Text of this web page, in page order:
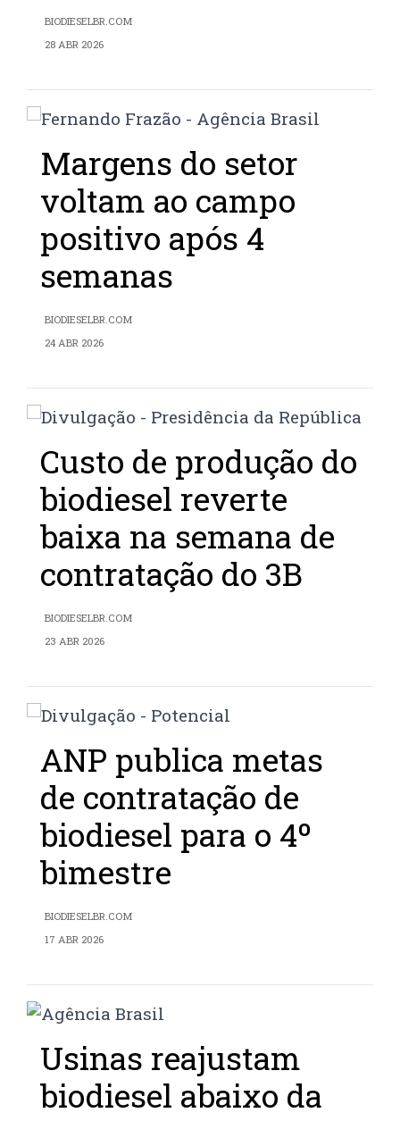
BIODIESELBR.COM
28 ABR 2026
Margens do setor
voltam ao campo
positivo após 4
semanas
BIODIESELBR.COM
24 ABR 2026
Custo de produção do
biodiesel reverte
baixa na semana de
contratação do 3B
BIODIESELBR.COM
23 ABR 2026
ANP publica metas
de contratação de
biodiesel para o 4º
bimestre
BIODIESELBR.COM
17 ABR 2026
Usinas reajustam
biodiesel abaixo da